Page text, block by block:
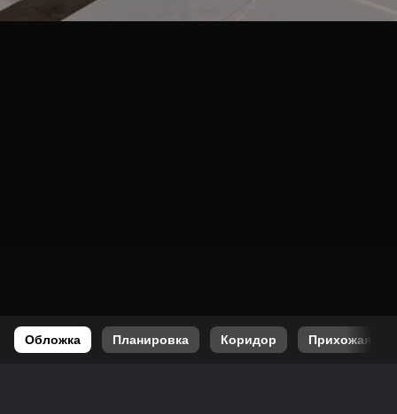
Обложка Планировка Коридор Прихожая